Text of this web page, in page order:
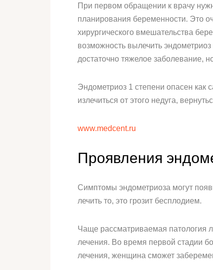
При первом обращении к врачу
планирования беременности. Это
хирургического вмешательства
возможность вылечить
достаточно тяжелое заболевание,
Эндометриоз 1 степени опасен
излечиться от этого недуга,
www.medcent.ru
Проявления
Симптомы эндометриоза могут
лечить то, это грозит бесплодием.
Чаще рассматриваемая патология
лечения. Во время первой стадии
лечения, женщина сможет